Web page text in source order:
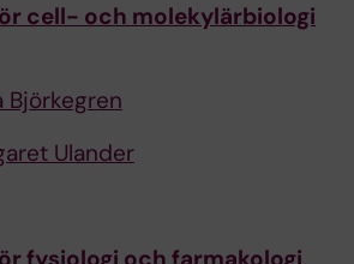
cell- och molekylärbiologi
Björkegren
Ulander